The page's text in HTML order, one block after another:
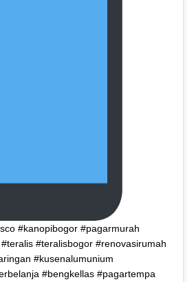
#kanopibogor #pagarmurah
#teralisbogor #renovasirumah
#kusenalumunium
#bengkellas #pagartempa